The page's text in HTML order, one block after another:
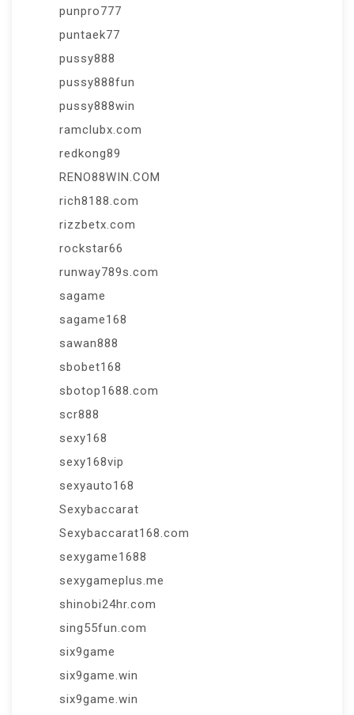
punpro777
puntaek77
pussy888
pussy888fun
pussy888win
ramclubx.com
redkong89
RENO88WIN.COM
rich8188.com
rizzbetx.com
rockstar66
runway789s.com
sagame
sagame168
sawan888
sbobet168
sbotop1688.com
scr888
sexy168
sexy168vip
sexyauto168
Sexybaccarat
Sexybaccarat168.com
sexygame1688
sexygameplus.me
shinobi24hr.com
sing55fun.com
six9game
six9game.win
six9game.win